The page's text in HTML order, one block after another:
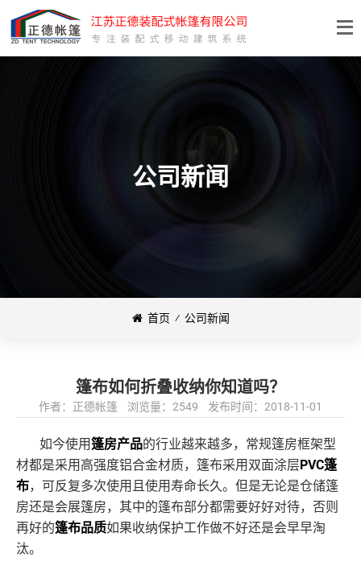
公司新闻
首页 ⁄ 公司新闻
篷布如何折叠收纳你知道吗？
作者：正德帐篷 浏览量：2549 发布时间：2018-11-01
如今使用篷房产品的行业越来越多，常规篷房框架型
材都是采用高强度铝合金材质，篷布采用双面涂层PVC篷
布，可反复多次使用且使用寿命长久。但是无论是仓储篷
房还是会展篷房，其中的篷布部分都需要好好对待，否则
再好的篷布品质如果收纳保护工作做不好还是会早早淘
汰。